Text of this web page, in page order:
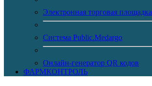
Электронная торговая площадка
Система Public.Medargo
Онлайн-генератор QR кодов
ФАРМКОНТРОЛЬ